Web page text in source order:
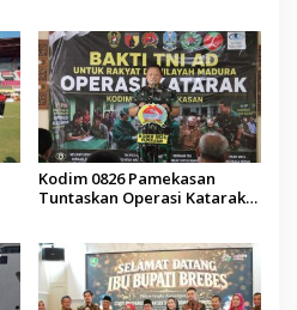
Kodim 0826 Pamekasan
Tuntaskan Operasi Katarak